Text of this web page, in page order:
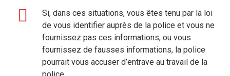
Si, dans ces situations, vous êtes tenu par la loi
de vous identifier auprès de la police et vous ne
fournissez pas ces informations, ou vous
fournissez de fausses informations, la police
pourrait vous accuser d’entrave au travail de la
police.